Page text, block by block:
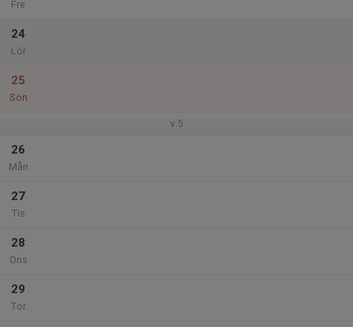
Fre
24
Lör
25
Sön
v.5
26
Mån
27
Tis
28
Ons
29
Tor